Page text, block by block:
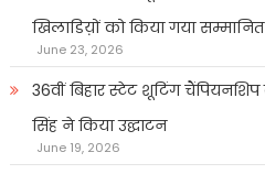
खिलाडिय़ों को किया गया सम्मानित
June 23, 2026
36वीं बिहार स्टेट शूटिंग
सिंह ने किया उद्घाटन
June 19, 2026